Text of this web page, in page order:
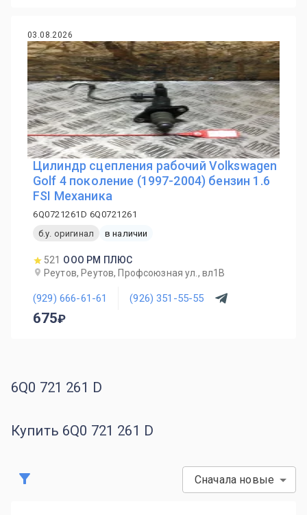
03.08.2026
Цилиндр сцепления рабочий Volkswagen
Golf 4 поколение (1997-2004) бензин 1.6
FSI Механика
6Q0721261D 6Q0721261
б.у. оригинал
в наличии
521 ООО РМ ПЛЮС
Реутов, Реутов, Профсоюзная ул., вл1В
(929) 666-61-61 (926) 351-55-55
675
6Q0 721 261 D
Купить 6Q0 721 261 D
Сначала новые